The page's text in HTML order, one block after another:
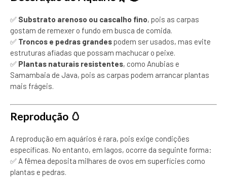
✅ Substrato arenoso ou cascalho fino, pois as carpas
gostam de remexer o fundo em busca de comida.
✅ Troncos e pedras grandespodem ser usados, mas evite
estruturas afiadas que possam machucar o peixe.
✅ Plantas naturais resistentes, como Anubias e
Samambaia de Java, pois as carpas podem arrancar plantas
mais frágeis.
Reprodução 🥚
A reprodução em aquários é rara, pois exige condições
específicas. No entanto, em lagos, ocorre da seguinte forma:
✅ A fêmea deposita milhares de ovos em superfícies como
plantas e pedras.